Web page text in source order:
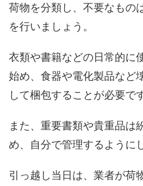
荷物を分類し、不要なもの
を行いましょう。
衣類や書籍などの日常的に
始め、食器や電化製品など
して梱包することが必要で
また、重要書類や貴重品は
め、自分で管理するように
引っ越し当日は、業者が荷